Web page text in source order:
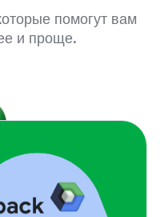
помогут вам
и проще.